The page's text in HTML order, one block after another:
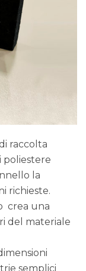
raccolta
poliestere
la
richieste.
crea una
del materiale
semplici